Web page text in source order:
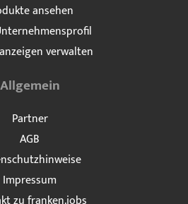
ansehen
verwalten
Allgemein
Partner
AGB
Impressum